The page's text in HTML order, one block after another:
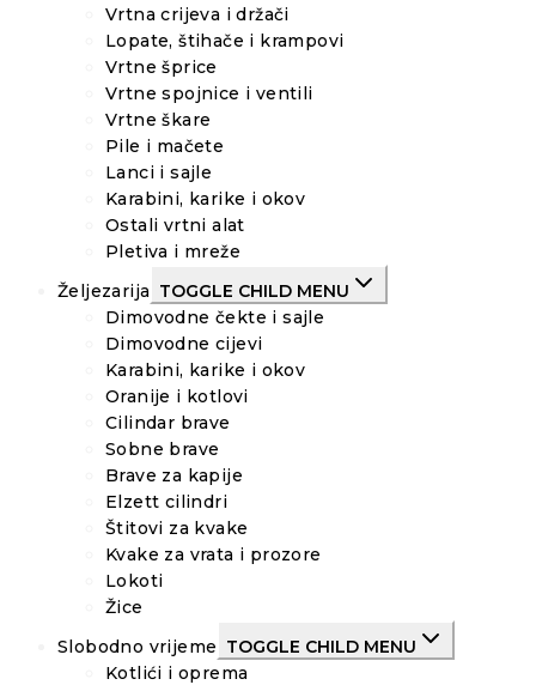
Vrtna crijeva i držači
Lopate, štihače i krampovi
Vrtne šprice
Vrtne spojnice i ventili
Vrtne škare
Pile i mačete
Lanci i sajle
Karabini, karike i okov
Ostali vrtni alat
Pletiva i mreže
Željezarija TOGGLE CHILD MENU
Dimovodne čekte i sajle
Dimovodne cijevi
Karabini, karike i okov
Oranije i kotlovi
Cilindar brave
Sobne brave
Brave za kapije
Elzett cilindri
Štitovi za kvake
Kvake za vrata i prozore
Lokoti
Žice
Slobodno vrijeme TOGGLE CHILD MENU
Kotlići i oprema